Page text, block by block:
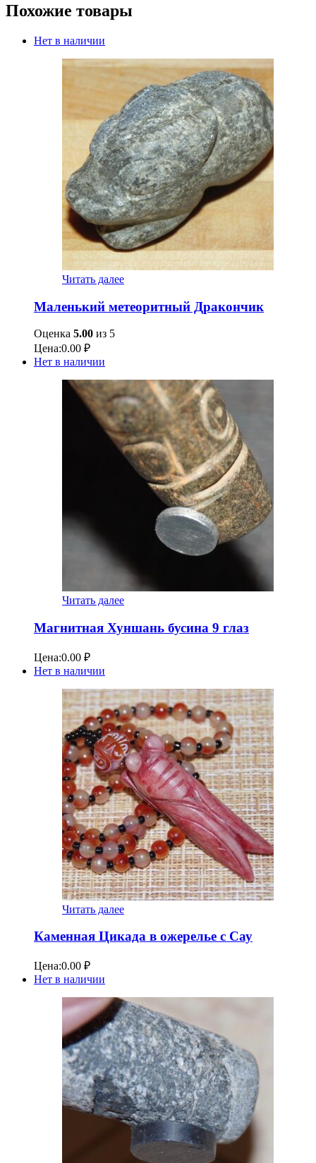
Похожие товары
Нет в наличии
Читать далее
Маленький метеоритный Дракончик
Оценка 5.00 из 5
Цена:0.00 ₽
Нет в наличии
Читать далее
Магнитная Хуншань бусина 9 глаз
Цена:0.00 ₽
Нет в наличии
Читать далее
Каменная Цикада в ожерелье с Сау
Цена:0.00 ₽
Нет в наличии